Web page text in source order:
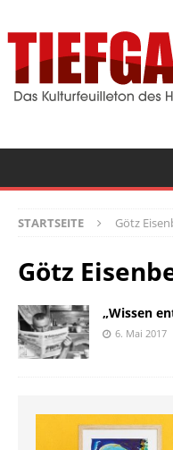
STARTSEITE Götz
Götz
„Wissen
6. Mai 2017